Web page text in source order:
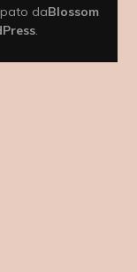
daBlossom
.